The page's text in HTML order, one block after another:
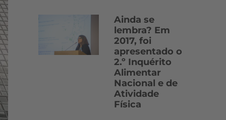
Ainda se
lembra? Em
2017, foi
apresentado o
2.º Inquérito
Alimentar
Nacional e de
Atividade
Física